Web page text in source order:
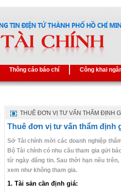
Thông cáo báo chí Công khai
THUÊ ĐƠN VỊ TƯ VẤN THẨM ĐỊNH
Thuê đơn vị tư vấn thẩm định
Sở Tài chính mời các doanh nghiệp
Bộ Tài chính có nhu cầu tham gia gửi
từ ngày đăng tin. Sau thời hạn nêu
xem như không tham gia.
1. Tài sản cần định giá: